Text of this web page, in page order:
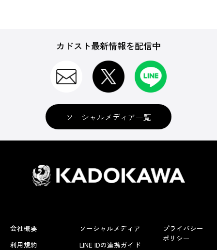
カドスト最新情報を配信中
ソーシャルメディア一覧
会社概要
利用規約
ソーシャルメディア
LINE IDの連携ガイド
プライバシー
ポリシー